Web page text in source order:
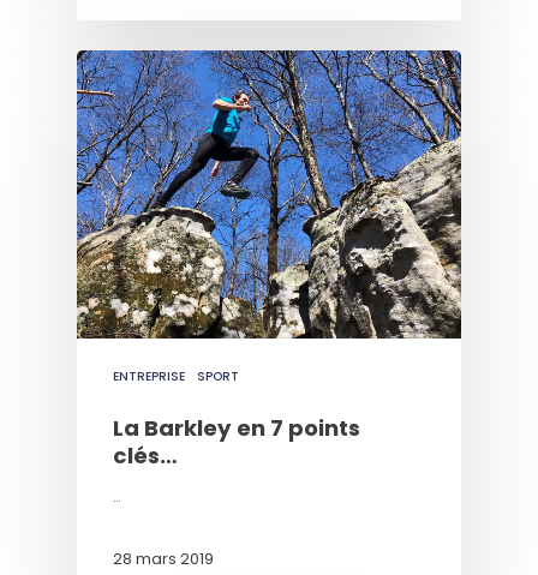
ENTREPRISE SPORT
La Barkley en 7 points
clés…
…
28 mars 2019